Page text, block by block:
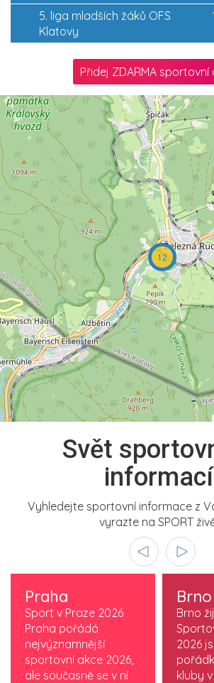
5. liga mladších žáků OFS
Klatovy
Přidej ZDARMA sportovní
12
Svět
informací
Vyhledejte sportovní informace z
vyrazte na SPORT
Praha
Sport v Praze 2026
Praha pořádá
nejvýznamnější
sportovní akce 2026,
ale současně se v ní
Brno
Brno
2026
kluby